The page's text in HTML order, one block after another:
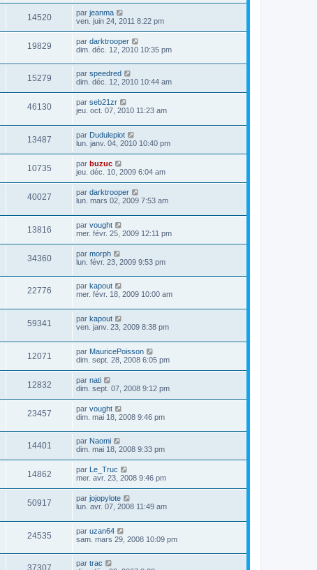
14520 par jeanma
ven. juin 24, 2011 8:22 pm
19829 par darktrooper
dim. déc. 12, 2010 10:35 pm
15279 par speedred
dim. déc. 12, 2010 10:44 am
46130 par seb21zr
jeu. oct. 07, 2010 11:23 am
13487 par Dudulepiot
lun. janv. 04, 2010 10:40 pm
10735 par buzuc
jeu. déc. 10, 2009 6:04 am
40027 par darktrooper
lun. mars 02, 2009 7:53 am
13816 par vought
mer. févr. 25, 2009 12:11 pm
34360 par morph
lun. févr. 23, 2009 9:53 pm
22776 par kapout
mer. févr. 18, 2009 10:00 am
59341 par kapout
ven. janv. 23, 2009 8:38 pm
12071 par MauricePoisson
dim. sept. 28, 2008 6:05 pm
12832 par nati
dim. sept. 07, 2008 9:12 pm
23457 par vought
dim. mai 18, 2008 9:46 pm
14401 par Naomi
dim. mai 18, 2008 9:33 pm
14862 par Le_Truc
mer. avr. 23, 2008 9:46 pm
50917 par jojopylote
lun. avr. 07, 2008 11:49 am
24535 par uzan64
sam. mars 29, 2008 10:09 pm
par trac